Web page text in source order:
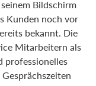
Bildschirm
Kunden noch vor
bekannt. Die
Mitarbeitern als
professionelles